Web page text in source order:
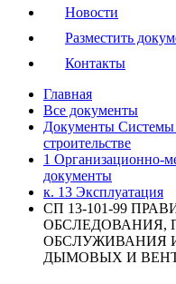
Новости
Разместить
Контакты
Главная
Все документы
Документы Системы
строительстве
1 Организационно-
документы
к. 13 Эксплуатация
СП 13-101-99
ОБСЛЕДОВАНИЯ,
ОБСЛУЖИВАНИЯ
ДЫМОВЫХ И